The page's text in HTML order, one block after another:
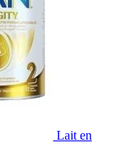
Lait en